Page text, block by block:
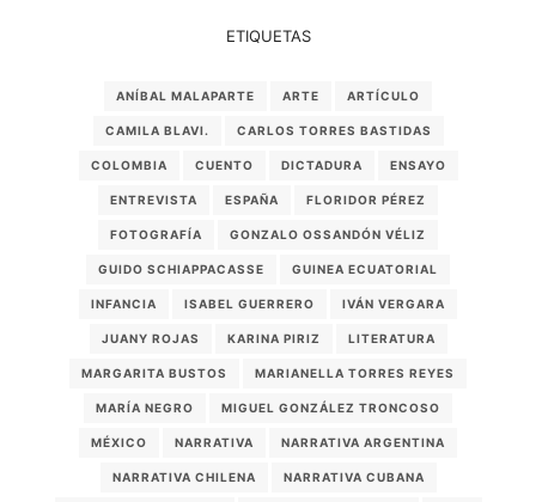
ETIQUETAS
ANÍBAL MALAPARTE ARTE ARTÍCULO
CAMILA BLAVI. CARLOS TORRES BASTIDAS
COLOMBIA CUENTO DICTADURA ENSAYO
ENTREVISTA ESPAÑA FLORIDOR PÉREZ
FOTOGRAFÍA GONZALO OSSANDÓN VÉLIZ
GUIDO SCHIAPPACASSE GUINEA ECUATORIAL
INFANCIA ISABEL GUERRERO IVÁN VERGARA
JUANY ROJAS KARINA PIRIZ LITERATURA
MARGARITA BUSTOS MARIANELLA TORRES REYES
MARÍA NEGRO MIGUEL GONZÁLEZ TRONCOSO
MÉXICO NARRATIVA NARRATIVA ARGENTINA
NARRATIVA CHILENA NARRATIVA CUBANA